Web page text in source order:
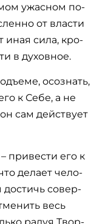
ужас­ном по­
от вла­сти
иная си­ла, кро­
в ду­хов­ное.
осознать,
к Се­бе, а не
сам дей­ст­ву­ет
при­вести его к
де­ла­ет че­ло­
дос­тичь со­вер­
весь